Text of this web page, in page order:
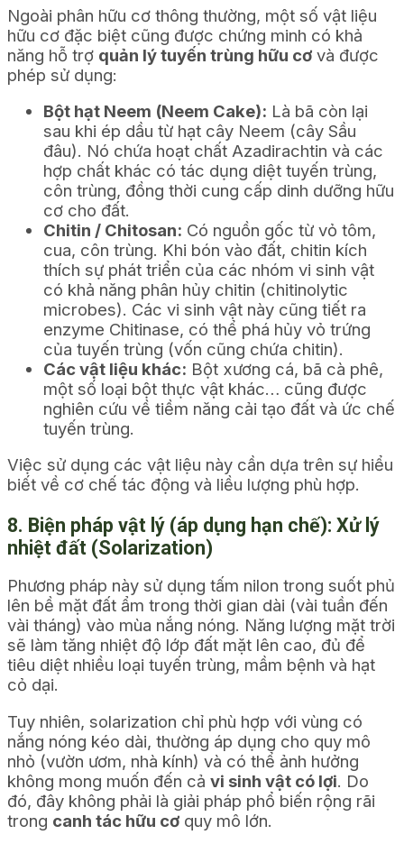
Ngoài phân hữu cơ thông thường, một số vật liệu
hữu cơ đặc biệt cũng được chứng minh có khả
năng hỗ trợ quản lý tuyến trùng hữu cơ và được
phép sử dụng:
Bột hạt Neem (Neem Cake): Là bã còn lại
sau khi ép dầu từ hạt cây Neem (cây Sầu
đâu). Nó chứa hoạt chất Azadirachtin và các
hợp chất khác có tác dụng diệt tuyến trùng,
côn trùng, đồng thời cung cấp dinh dưỡng hữu
cơ cho đất.
Chitin / Chitosan: Có nguồn gốc từ vỏ tôm,
cua, côn trùng. Khi bón vào đất, chitin kích
thích sự phát triển của các nhóm vi sinh vật
có khả năng phân hủy chitin (chitinolytic
microbes). Các vi sinh vật này cũng tiết ra
enzyme Chitinase, có thể phá hủy vỏ trứng
của tuyến trùng (vốn cũng chứa chitin).
Các vật liệu khác: Bột xương cá, bã cà phê,
một số loại bột thực vật khác… cũng được
nghiên cứu về tiềm năng cải tạo đất và ức chế
tuyến trùng.
Việc sử dụng các vật liệu này cần dựa trên sự hiểu
biết về cơ chế tác động và liều lượng phù hợp.
8. Biện pháp vật lý (áp dụng hạn chế): Xử lý
nhiệt đất (Solarization)
Phương pháp này sử dụng tấm nilon trong suốt phủ
lên bề mặt đất ẩm trong thời gian dài (vài tuần đến
vài tháng) vào mùa nắng nóng. Năng lượng mặt trời
sẽ làm tăng nhiệt độ lớp đất mặt lên cao, đủ để
tiêu diệt nhiều loại tuyến trùng, mầm bệnh và hạt
cỏ dại.
Tuy nhiên, solarization chỉ phù hợp với vùng có
nắng nóng kéo dài, thường áp dụng cho quy mô
nhỏ (vườn ươm, nhà kính) và có thể ảnh hưởng
không mong muốn đến cả vi sinh vật có lợi. Do
đó, đây không phải là giải pháp phổ biến rộng rãi
trong canh tác hữu cơ quy mô lớn.